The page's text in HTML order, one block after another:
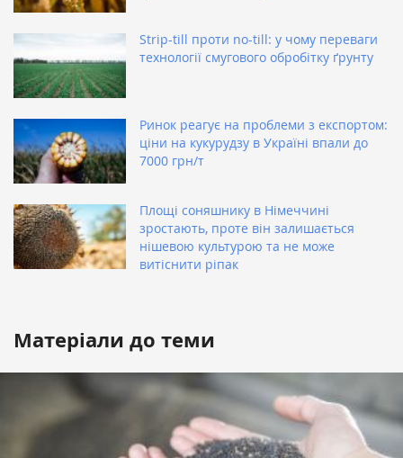
Strip-till проти no-till: у чому переваги
технології смугового обробітку ґрунту
Ринок реагує на проблеми з експортом:
ціни на кукурудзу в Україні впали до
7000 грн/т
Площі соняшнику в Німеччині
зростають, проте він залишається
нішевою культурою та не може
витіснити ріпак
Матеріали до теми